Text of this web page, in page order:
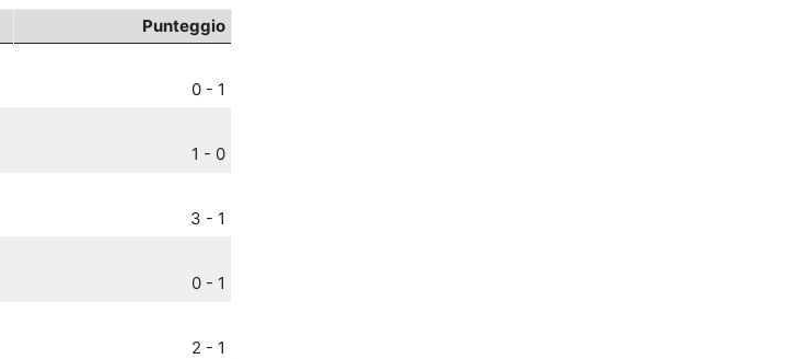
Punteggio
0 - 1
1 - 0
3 - 1
0 - 1
2 - 1